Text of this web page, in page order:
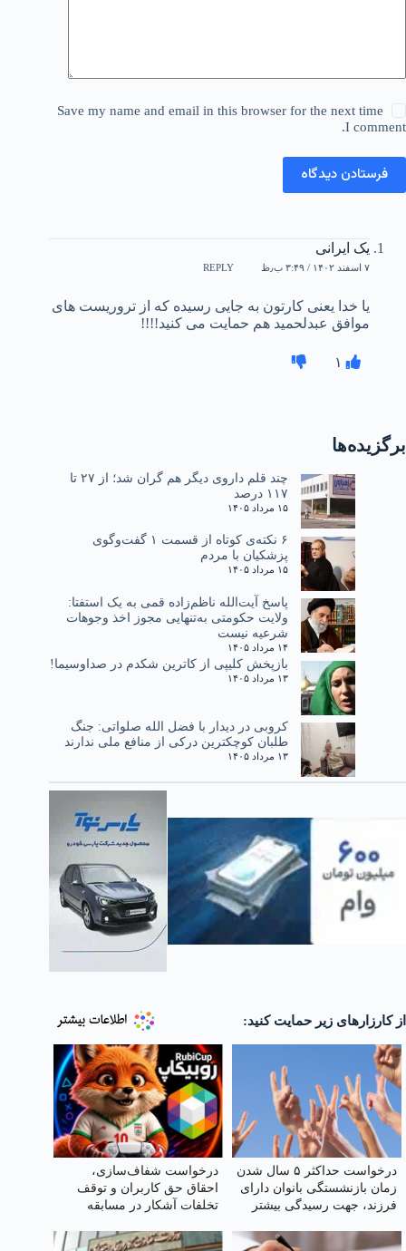
Save my name and email in this browser for the next time
I comment.
فرستادن دیدگاه
یک ایرانی
۷ اسفند ۱۴۰۲ / ۳:۴۹ ب٫ظ REPLY
یا خدا یعنی کارتون به جایی رسیده که از تروریست های
موافق عبدلحمید هم حمایت می کنید!!!!
۱
برگزیده‌ها
چند قلم داروی دیگر هم گران شد؛ از ۲۷ تا
۱۱۷ درصد
۱۵ مرداد ۱۴۰۵
۶ نکته‌ی کوتاه از قسمت ۱ گفت‌وگوی
پزشکیان با مردم
۱۵ مرداد ۱۴۰۵
پاسخ آیت‌الله ناظم‌زاده قمی به یک استفتا:
ولایت حکومتی به‌تنهایی مجوز اخذ وجوهات
شرعیه نیست
۱۴ مرداد ۱۴۰۵
بازپخش کلیپی از کاترین شکدم در صداوسیما!
۱۳ مرداد ۱۴۰۵
کروبی در دیدار با فضل الله صلواتی: جنگ
طلبان کوچکترین درکی از منافع ملی ندارند
۱۳ مرداد ۱۴۰۵
از کارزارهای زیر حمایت کنید:
درخواست حداکثر ۵ سال شدن
زمان بازنشستگی بانوان دارای
فرزند، جهت رسیدگی بیشتر
درخواست شفاف‌سازی،
احقاق حق کاربران و توقف
تخلفات آشکار در مسابقه